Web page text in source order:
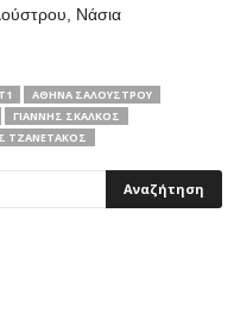
Νάσια
ΑΘΗΝΆ ΣΑΛΟΎΣΤΡΟΥ
ΓΙΆΝΝΗΣ ΣΚΆΛΚΟΣ
ΤΖΑΝΕΤΆΚΟΣ